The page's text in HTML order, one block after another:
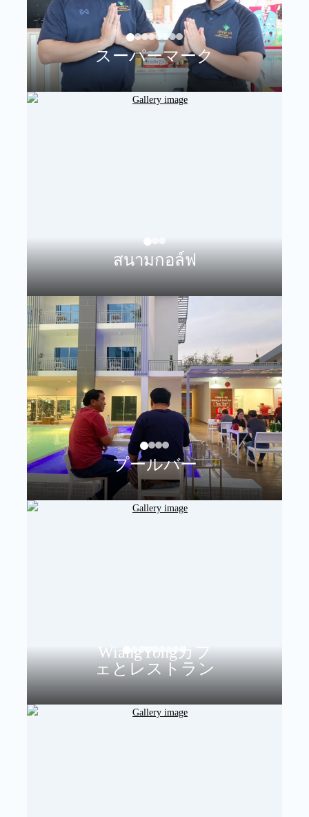
スーパーマーク
สนามกอล์ฟ
プールバー
WiangYongカフ
ェとレストラン